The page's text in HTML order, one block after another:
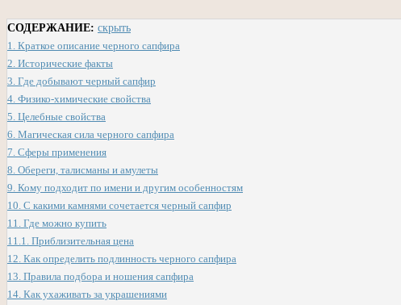
СОДЕРЖАНИЕ: скрыть
1. Краткое описание черного сапфира
2. Исторические факты
3. Где добывают черный сапфир
4. Физико-химические свойства
5. Целебные свойства
6. Магическая сила черного сапфира
7. Сферы применения
8. Обереги, талисманы и амулеты
9. Кому подходит по имени и другим особенностям
10. С какими камнями сочетается черный сапфир
11. Где можно купить
11.1. Приблизительная цена
12. Как определить подлинность черного сапфира
13. Правила подбора и ношения сапфира
14. Как ухаживать за украшениями